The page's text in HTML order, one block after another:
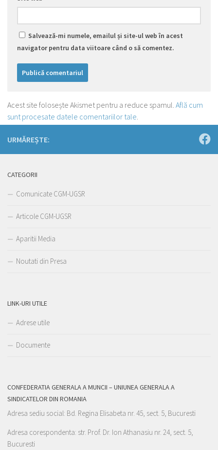
Salvează-mi numele, emailul și site-ul web în acest
navigator pentru data viitoare când o să comentez.
Acest site folosește Akismet pentru a reduce spamul. Află cum
sunt procesate datele comentariilor tale.
URMĂREȘTE:
CATEGORII
Comunicate CGM-UGSR
Articole CGM-UGSR
Aparitii Media
Noutati din Presa
LINK-URI UTILE
Adrese utile
Documente
CONFEDERATIA GENERALA A MUNCII – UNIUNEA GENERALA A
SINDICATELOR DIN ROMANIA
Adresa sediu social: Bd. Regina Elisabeta nr. 45, sect. 5, Bucuresti
Adresa corespondenta: str. Prof. Dr. Ion Athanasiu nr. 24, sect. 5,
Bucuresti